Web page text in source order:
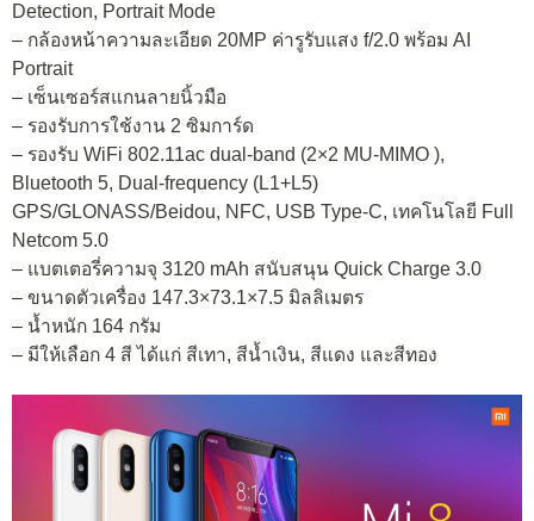
Detection, Portrait Mode
– กล้องหน้าความละเอียด 20MP ค่ารูรับแสง f/2.0 พร้อม AI
Portrait
– เซ็นเซอร์สแกนลายนิ้วมือ
– รองรับการใช้งาน 2 ซิมการ์ด
– รองรับ WiFi 802.11ac dual-band (2×2 MU-MIMO ),
Bluetooth 5, Dual-frequency (L1+L5)
GPS/GLONASS/Beidou, NFC, USB Type-C, เทคโนโลยี Full
Netcom 5.0
– แบตเตอรี่ความจุ 3120 mAh สนับสนุน Quick Charge 3.0
– ขนาดตัวเครื่อง 147.3×73.1×7.5 มิลลิเมตร
– น้ำหนัก 164 กรัม
– มีให้เลือก 4 สี ได้แก่ สีเทา, สีน้ำเงิน, สีแดง และสีทอง